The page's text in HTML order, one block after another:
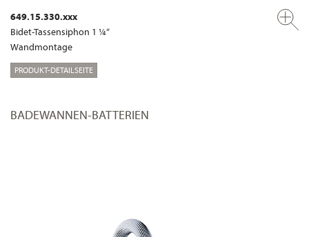
649.15.330.xxx
Bidet-Tassensiphon 1 ¼“
Wandmontage
PRODUKT-DETAILSEITE
BADEWANNEN-BATTERIEN